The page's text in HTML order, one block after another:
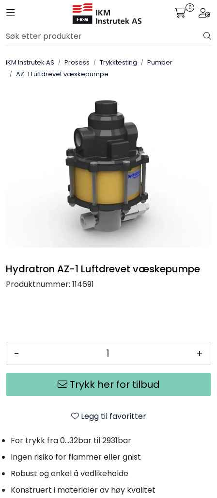
Skip to main content
Toggle navigation 0
IKM Instrutek AS Prosess Trykktesting
Pumper
AZ-1 Luftdrevet væskepumpe
Hydratron AZ-1 Luftdrevet væskepumpe
Produktnummer: 114691
- +
Trykk her for tilbud
Legg til favoritter
For trykk fra 0...32bar til 2931bar
Ingen risiko for flammer eller gnist
Robust og enkel å vedlikeholde
Konstruert i materialer av høy kvalitet
Løsningssenter
Elektro
Frekvensomformere
Miljø og sikkerhet
Navigasjon & Kommunikasjon